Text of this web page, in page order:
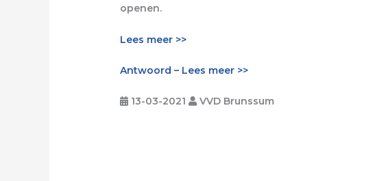
openen.
Lees meer >>
Antwoord – Lees meer >>
13-03-2021 VVD Brunssum